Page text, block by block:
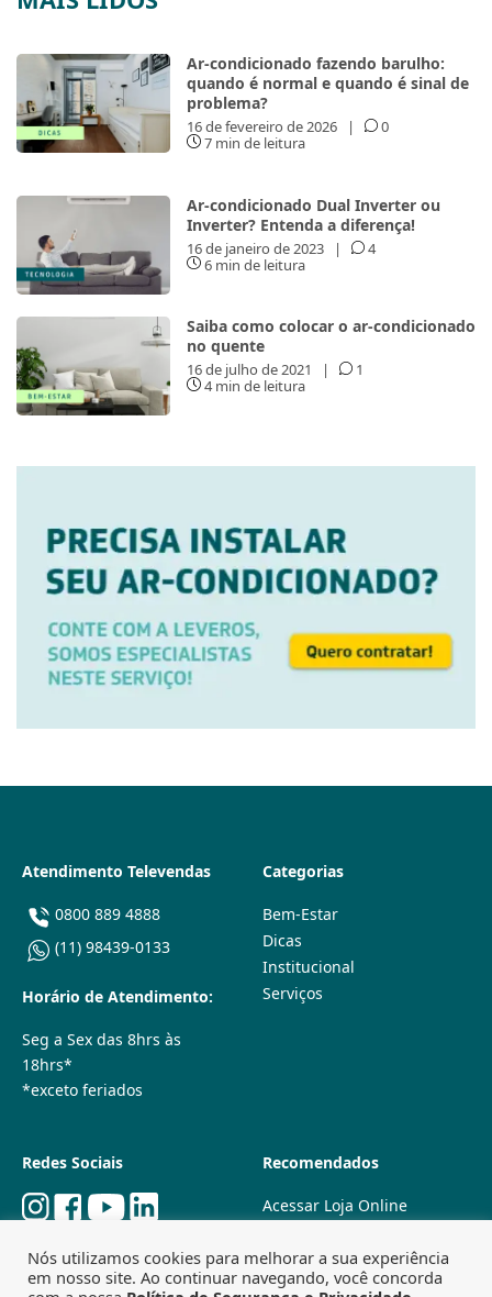
Ar-condicionado fazendo barulho:
quando é normal e quando é sinal de
problema?
16 de fevereiro de 2026 |
0
7 min de leitura
Ar-condicionado Dual Inverter ou
Inverter? Entenda a diferença!
16 de janeiro de 2023 |
4
6 min de leitura
Saiba como colocar o ar-condicionado
no quente
16 de julho de 2021 |
1
4 min de leitura
Atendimento Televendas
0800 889 4888
(11) 98439-0133
Horário de Atendimento:
Seg a Sex das 8hrs às
18hrs*
*exceto feriados
Categorias
Bem-Estar
Dicas
Institucional
Serviços
Redes Sociais Recomendados
Acessar Loja Online
Lojas Físicas
Trabalhe Conosco
Nós utilizamos cookies para melhorar a sua experiência
em nosso site. Ao continuar navegando, você concorda